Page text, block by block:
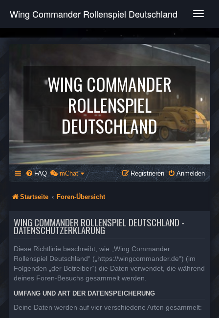
T
g
e
v
g
a
t
i
o
n
Wing Commander Rollenspiel Deutschland
WING COMMANDER
ROLLENSPIEL
DEUTSCHLAND
FAQ mChat Anmelden
Registrieren
Startseite Foren-Übersicht
WING COMMANDER ROLLENSPIEL DEUTSCHLAND -
DATENSCHUTZERKLÄRUNG
Diese Richtlinie beschreibt, wie „Wing Commander
Rollenspiel Deutschland“ („https://wingcommander.de“) (im
Folgenden „der Betreiber“) die Daten verwendet, die während
deines Foren-Besuchs gesammelt werden.
UMFANG UND ART DER DATENSPEICHERUNG
Deine Daten werden auf vier verschiedene Arten gesammelt: